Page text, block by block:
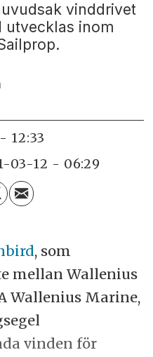
vinddrivet
utvecklas inom
12:33
03-12 - 06:29
, som
mellan Wallenius
Wallenius Marine,
vinden för